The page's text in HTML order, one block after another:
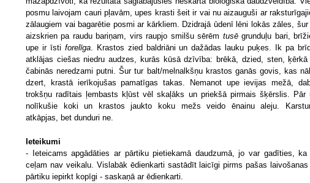
posmu laivojam cauri pļavām, upes krasti šeit ir vai nu aizauguši ar
zālaugiem vai bagarētie posmi ar kārkliem. Dzidrajā ūdenī lēni lokās zāles, šur
aizskrien pa raudu bariņam, virs raupjo smilšu sērēm tusēgrunduļu bari,
upe ir īsti forelīga. Krastos zied baldriāni un dažādas lauku puķes. Ik pa
atklājas ciešas niedru audzes, kurās kūsā dzīvība: brēkā, dzied, sten, ķērkā
čabinās neredzami putni. Šur tur balt/melnalkšņu krastos ganās govis, kas
dzert, krastā ierīkojušas pamatīgas takas. Nemanot upe ievijas mežā,
trokšņu radītais ļembasts kļūst vēl skaļāks un priekšā pirmais šķērslis. Pār
nolīkušie koki un krastos jaukto koku mežs veido ēnainu aleju.
atkāpjas, bet dunduri ne.
Ieteikumi
- Ieteicams apgādāties ar pārtiku pietiekamā daudzumā, jo var gadīties, ka
ceļam nav veikalu. Vislabāk ēdienkarti sastādīt laicīgi pirms pašas laivošanas
pārtiku iepirkt kopīgi - saskaņā ar ēdienkarti.